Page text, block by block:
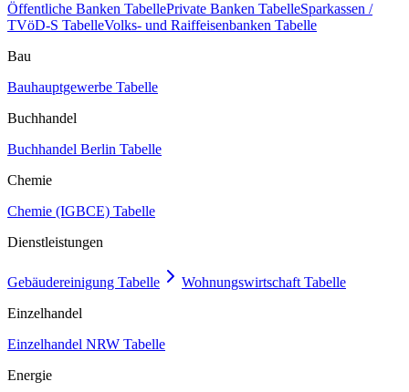
Öffentliche Banken TabellePrivate Banken TabelleSparkassen /
TVöD-S TabelleVolks- und Raiffeisenbanken Tabelle
Bau
Bauhauptgewerbe Tabelle
Buchhandel
Buchhandel Berlin Tabelle
Chemie
Chemie (IGBCE) Tabelle
Dienstleistungen
Gebäudereinigung Tabelle
Wohnungswirtschaft Tabelle
Einzelhandel
Einzelhandel NRW Tabelle
Energie